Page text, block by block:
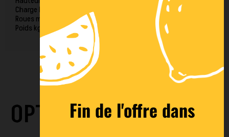
Charge kg : 250
Roues mm : TPE 125 x 32
Poids kg : 8
OPTIONS CONSEILLÉES
Fin de l'offre dans